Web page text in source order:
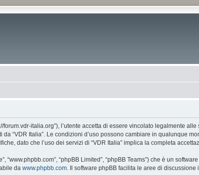
forum.vdr-italia.org”), l’utente accetta di essere vincolato legalmente
“VDR Italia”. Le condizioni d’uso possono cambiare in qualunque
dato che l’uso dei servizi di “VDR Italia” implica la completa
“www.phpbb.com”, “phpBB Limited”, “phpBB Teams”) che è un
da www.phpbb.com. Il software phpBB facilita le aree di